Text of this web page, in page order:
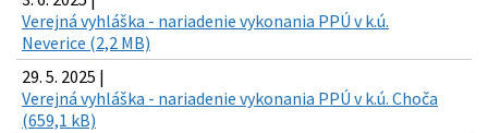
Verejná vyhláška - nariadenie vykonania PPÚ v k.ú.
Neverice (2,2 MB)
29. 5. 2025 |
Verejná vyhláška - nariadenie vykonania PPÚ v k.ú. Choča
(659,1 kB)